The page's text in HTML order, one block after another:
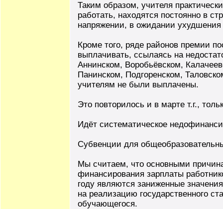
Таким образом, учителя
работать, находятся постоянно в
напряжении, в ожидании
Кроме того, ряде районов премии
выплачивать, ссылаясь на
Аннинском, Воробьёвском,
Панинском, Подгоренском,
учителям не были выплачены.
Это повторилось и в марте т.г.,
Идёт систематическое
Субвенции для
Мы считаем, что основными
финансирования зарплаты
году являются заниженные
на реализацию государственного
обучающегося.